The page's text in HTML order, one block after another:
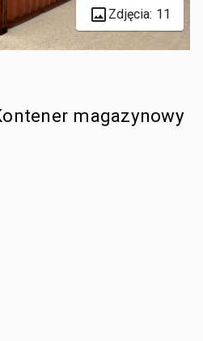
Zdjęcia: 11
magazynowy